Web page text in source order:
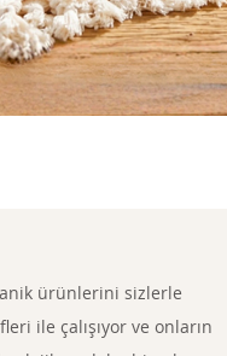
ürünlerini sizlerle
ile çalışıyor ve onların